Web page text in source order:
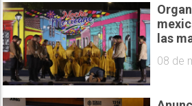
las
08 de